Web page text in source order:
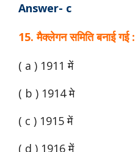
Answer- c
15. मैक्लेगन समिति बनाई गई :
( a ) 1911 में
( b ) 1914 मे
( c ) 1915 में
( d ) 1916 में